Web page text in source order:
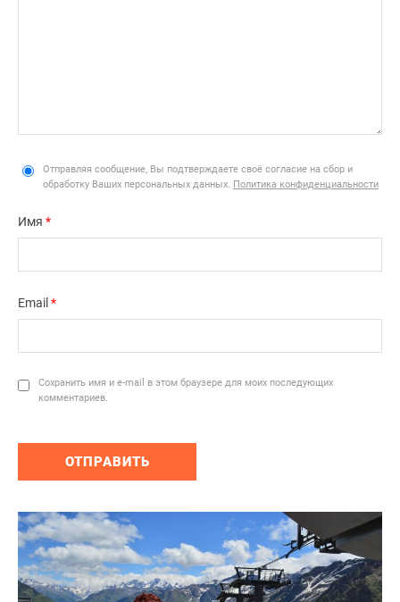
Отправляя сообщение, Вы подтверждаете своё согласие на сбор и
обработку Ваших персональных данных. Политика конфиденциальности
Имя *
Email *
Сохранить имя и e-mail в этом браузере для моих последующих
комментариев.